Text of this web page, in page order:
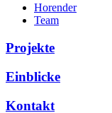
Horender
Team
Projekte
Einblicke
Kontakt